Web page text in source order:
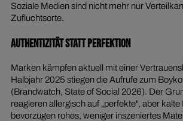
Soziale Medien sind nicht mehr nur
Zufluchtsorte.
Authentizität statt Perfektion
Marken kämpfen aktuell mit einer
Halbjahr 2025 stiegen die Aufrufe zum
(Brandwatch, State of Social 2026). Der
reagieren allergisch auf „perfekte", aber kalte
bevorzugen rohes, weniger inszeniertes